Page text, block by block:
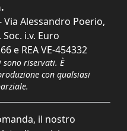
Alessandro Poerio,
Soc. i.v. Euro
e REA VE-454332
riservati. È
con qualsiasi
il nostro